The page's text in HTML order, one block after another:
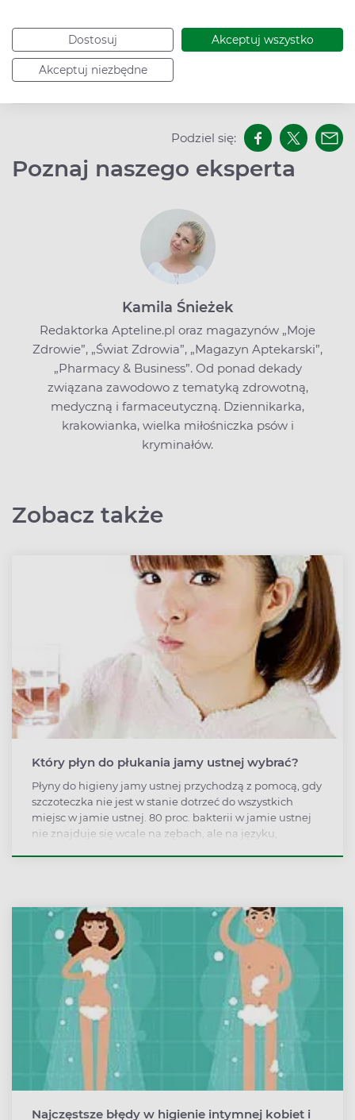
Dostosuj Akceptuj wszystko
Akceptuj niezbędne
Bibliografia
Podziel się:
Poznaj naszego eksperta
Kamila Śnieżek
Redaktorka Apteline.pl oraz magazynów „Moje
Zdrowie”, „Świat Zdrowia”, „Magazyn Aptekarski”,
„Pharmacy & Business”. Od ponad dekady
związana zawodowo z tematyką zdrowotną,
medyczną i farmaceutyczną. Dziennikarka,
krakowianka, wielka miłośniczka psów i
kryminałów.
Zobacz także
Który płyn do płukania jamy ustnej wybrać?
Płyny do higieny jamy ustnej przychodzą z pomocą, gdy
szczoteczka nie jest w stanie dotrzeć do wszystkich
miejsc w jamie ustnej. 80 proc. bakterii w jamie ustnej
nie znajduje się wcale na zębach, ale na języku,
Najczęstsze błędy w higienie intymnej kobiet i